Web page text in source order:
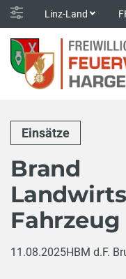
Linz-Land
Einsätze
Brand
Fahrzeug
11.08.2025HBM d.F.